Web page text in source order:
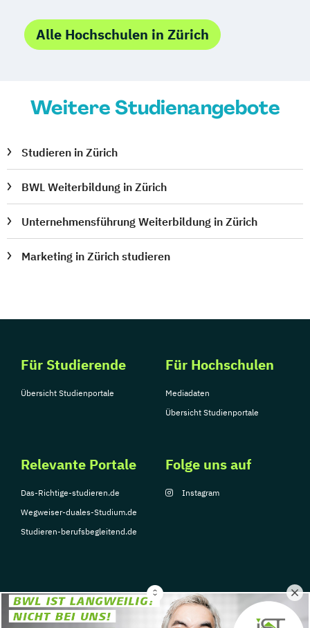
Alle Hochschulen in Zürich
Weitere Studienangebote
Studieren in Zürich
BWL Weiterbildung in Zürich
Unternehmensführung Weiterbildung in Zürich
Marketing in Zürich studieren
Für Studierende
Übersicht Studienportale
Für Hochschulen
Mediadaten
Übersicht Studienportale
Relevante Portale
Das-Richtige-studieren.de
Wegweiser-duales-Studium.de
Studieren-berufsbegleitend.de
Folge uns auf
Instagram
© Copyright 2026, TarGroup Media GmbH